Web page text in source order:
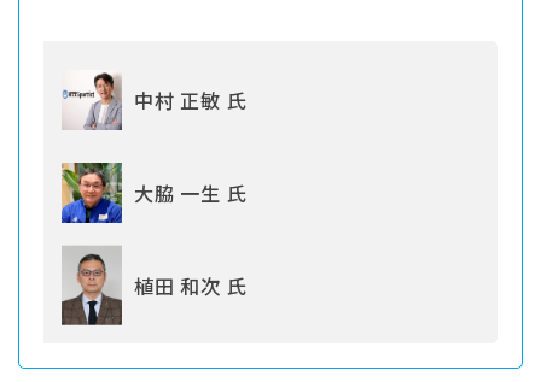
中村 正敏 氏
大脇 一生 氏
植田 和次 氏